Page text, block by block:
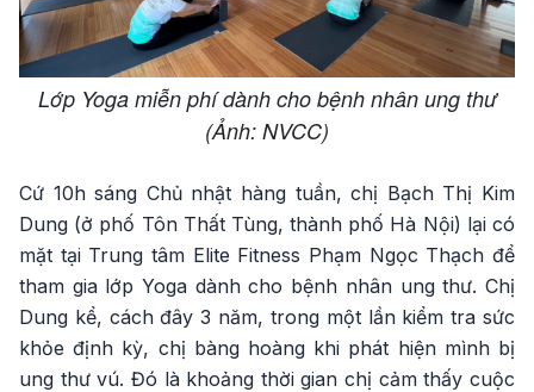
Lớp Yoga miễn phí dành cho bệnh nhân ung thư
(Ảnh: NVCC)
Cứ 10h sáng Chủ nhật hàng tuần, chị Bạch Thị Kim
Dung (ở phố Tôn Thất Tùng, thành phố Hà Nội) lại có
mặt tại Trung tâm Elite Fitness Phạm Ngọc Thạch để
tham gia lớp Yoga dành cho bệnh nhân ung thư. Chị
Dung kể, cách đây 3 năm, trong một lần kiểm tra sức
khỏe định kỳ, chị bàng hoàng khi phát hiện mình bị
ung thư vú. Đó là khoảng thời gian chị cảm thấy cuộc